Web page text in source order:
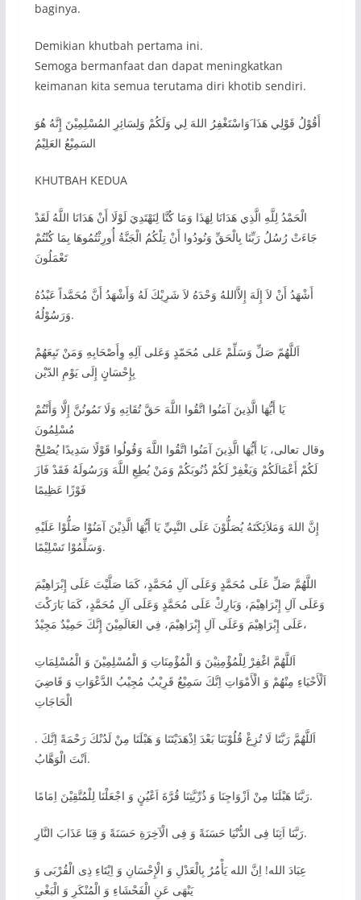
baginya.
Demikian khutbah pertama ini.
Semoga bermanfaat dan dapat meningkatkan
keimanan kita semua terutama diri khotib sendiri.
أَقُوْلُ قَوْلِي هَذَا َوَاسْتَغْفِرُ اللهَ لِي وَلَكُمْ وَلِسَائِرِ المُسْلِمِيْنَ إِنَّهُ هُوَ
السَمِيْعُ العَلِيْمُ
KHUTBAH KEDUA
الْحَمْدُ لِلَّهِ الَّذِي هَدَانَا لِهَذَا وَمَا كُنَّا لِنَهْتَدِيَ لَوْلَا أَنْ هَدَانَا اللَّهُ لَقَدْ
جَاءَتْ رُسُلُ رَبِّنَا بِالْحَقِّ وَنُودُوا أَنْ تِلْكُمُ الْجَنَّةُ أُورِثْتُمُوهَا بِمَا كُنْتُمْ
تَعْمَلُونَ
أَشْهَدُ أَنْ لاَ إِلَهَ إِلاَّاللهُ وَحْدَهُ لاَ شَرِيْكَ لَهُ وَأَشْهَدُ أَنَّ مُحَمَّداً عَبْدُهُ
وَرَسُوْلُهُ.
اَللَّهُمّ صَلِّ وَسَلِّمْ عَلى مُحَمّدٍ وَعَلى آلِهِ وِأَصْحَابِهِ وَمَنْ تَبِعَهُمْ
بِإِحْسَانٍ إِلَى يَوْمِ الدّيْن
يَا أَيُّهَا الَّذِينَ آمَنُوا اتَّقُوا اللَّهَ حَقَّ تُقَاتِهِ وَلَا تَمُوتُنَّ إِلَّا وَأَنْتُمْ
مُسْلِمُونَ
وقال تعالى، يَا أَيُّهَا الَّذِينَ آمَنُوا اتَّقُوا اللَّهَ وَقُولُوا قَوْلًا سَدِيدًا يُصْلِحْ
لَكُمْ أَعْمَالَكُمْ وَيَغْفِرْ لَكُمْ ذُنُوبَكُمْ وَمَنْ يُطِعِ اللَّهَ وَرَسُولَهُ فَقَدْ فَازَ
فَوْزًا عَظِيمًا
إِنَّ اللهَ وَمَلاَئِكَتَهُ يُصَلُّوْنَ عَلَى النَّبِيِّ يَا أَيُّهَا الَّذِيْنَ آمَنُوْا صَلُّوْا عَلَيْهِ
وَسَلِّمُوْا تَسْلِيْمًا.
اللَّهُمَّ صَلِّ عَلَى مُحَمَّدٍ وَعَلَى آلِ مُحَمَّدٍ، كَمَا صَلَّيْتَ عَلَى إِبْرَاهِيْمَ
وَعَلَى آلِ إِبْرَاهِيْمَ، وَبَارِكْ عَلَى مُحَمَّدٍ وَعَلَى آلِ مُحَمَّدٍ، كَمَا بَارَكْتَ
عَلَى إِبْرَاهِيْمَ وَعَلَى آلِ إِبْرَاهِيْمَ، فِي العَالَمِيْنَ إِنَّكَ حَمِيْدٌ مَجِيْدٌ،
اَللَّهُمَّ اغْفِرْ لِلْمُؤْمِنِيْنَ وَ الْمُؤْمِنَاتِ وَ الْمُسْلِمِيْنَ وَ الْمُسْلِمَاتِ
اَلْأَحْيَاءِ مِنْهُمْ وَ الْأَمْوَاتِ اِنَّكَ سَمِيْعٌ قَرِيْبٌ مُجِيْبُ الدَّعْوَاتِ وَ قَاضِيَ
الْحَاجَاتِ
. اَللَّهُمَّ رَبَّنَا لَا تُزِغْ قُلُوْبَنَا بَعْدَ اِذْهَدَيْتَنَا وَ هَبْلَنَا مِنْ لَدُنْكَ رَحْمَةً اِنَّكَ
اَنْتَ الْوَهَّابُ.
رَبَّنَا هَبْلَنَا مِنْ اَزْوَاجِنَا وَ ذُرِّيَّتِنَا قُرَّةَ اَعْيُنٍ وَ اجْعَلْنَا لِلْمُتَّقِيْنَ اِمَامًا.
رَبَّنَا اَتِنَا فِى الدُّنْيَا حَسَنَةً وَ فِى الْآخِرَةِ حَسَنَةً وَ قِنَا عَذَابَ النَّارِ.
عِبَادَ الله! اِنَّ الله يَأْمُرُ بِالْعَدْلِ وَ الْإِحْسَانِ وَ اِيْتَاءِ ذِى الْقُرْبَى وَ
يَنْهَى عَنِ الْفَحْشَاءِ وَ الْمُنْكَرِ وَ الْبَغْىِ